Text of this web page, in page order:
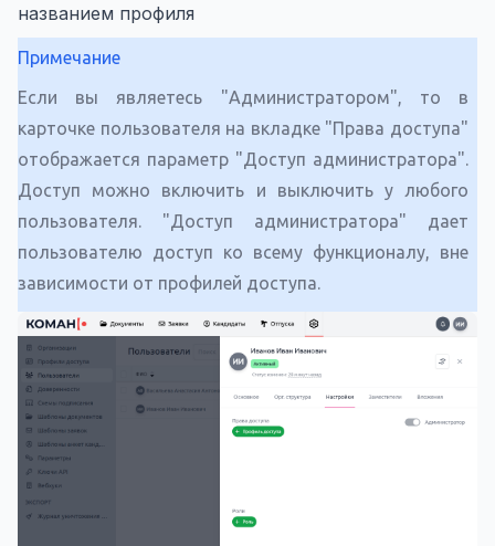
названием профиля
Примечание
Если вы являетесь "Администратором", то в
карточке пользователя на вкладке "Права доступа"
отображается параметр "Доступ администратора".
Доступ можно включить и выключить у любого
пользователя. "Доступ администратора" дает
пользователю доступ ко всему функционалу, вне
зависимости от профилей доступа.